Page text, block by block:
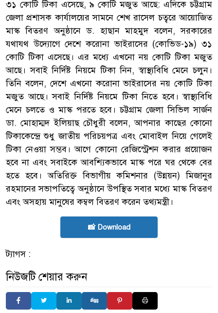
৩১ কোটি টিকা এসেছে, ৯ কোটি মজুত আছে: এদিকে চট্টগ্রাম
জেলা প্রশাসক কার্যালয়ের সামনে শেখ রাসেল চত্বরে আয়োজিত
মাস্ক বিতরণ অনুষ্ঠানে ড. হাছান মাহমুদ বলেন, সরকারের
যথাযথ উদ্যোগে দেশে করোনা ভাইরাসের (কোভিড-১৯) ৩১
কোটি টিকা এসেছে। এর মধ্যে এখনো নয় কোটি টিকা মজুত
আছে। সবাই নির্দিষ্ট নিয়মে টিকা নিন, স্বাস্থ্যবিধি মেনে চলুন।
তিনি বলেন, দেশে এখনো করোনা ভাইরাসের নয় কোটি টিকা
মজুত আছে। সবাই নির্দিষ্ট নিয়মে টিকা নিতে হবে। স্বাস্থ্যবিধি
মেনে চলতে ও মাস্ক পরতে হবে। চট্টগ্রাম জেলা সিভিল সার্জন
ডা. মোহাম্মদ ইলিয়াছ চৌধুরী বলেন, আপনার কাছের কোনো
টিকাকেন্দ্রে শুধু জাতীয় পরিচয়পত্র এবং মোবাইল নিয়ে গেলেই
টিকা নেওয়া সম্ভব। আগে কোনো রেজিস্ট্রেশন করার প্রয়োজন
হবে না এবং সবাইকে আবশ্যিকভাবে মাস্ক পরে ঘর থেকে বের
হতে হবে। অতিরিক্ত বিভাগীয় কমিশনার (উন্নয়ন) মিজানুর
রহমানের সভাপতিত্বে অনুষ্ঠানে উপস্থিত সবার মধ্যে মাস্ক বিতরণ
এবং অসহায় মানুষের কম্বল বিতরণ করেন তথ্যমন্ত্রী।
📸 Download
ট্যাগস :
নিউজটি শেয়ার করুন